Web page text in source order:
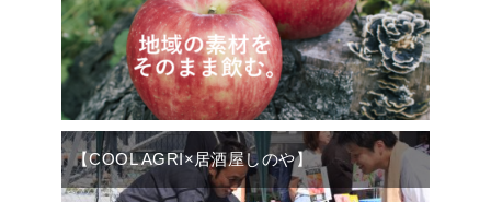
【COOL AGRI×居酒屋しのや】